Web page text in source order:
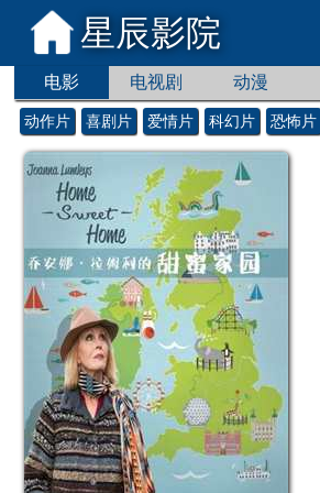
星辰影院
电影 电视剧 动漫
动作片 喜剧片 爱情片 科幻片 恐怖片